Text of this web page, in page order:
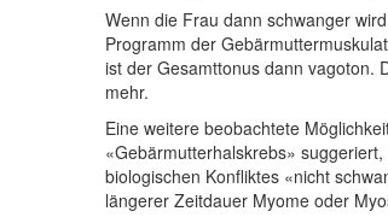
Wenn die Frau dann schwanger
Programm der
ist der Gesamttonus dann vagoton.
mehr.
Eine weitere beobachtete
«Gebärmutterhalskrebs»
biologischen Konfliktes «nicht
längerer Zeitdauer Myome oder